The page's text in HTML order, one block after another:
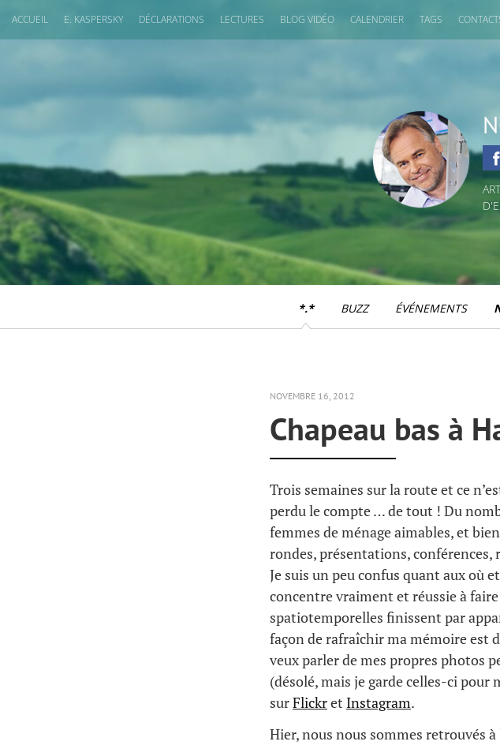
ACCUEIL E. KASPERSKY DÉCLARATIONS LECTURES BLOG VIDÉO CALENDRIER TAGS
*.* BUZZ ÉVÉNEMENTS
NOVEMBRE 16, 2012
Chapeau bas à
Trois semaines sur la route et ce
perdu le compte … de tout ! Du
femmes de ménage aimables, et
rondes, présentations,
Je suis un peu confus quant aux où
concentre vraiment et réussie à
spatiotemporelles finissent par
façon de rafraîchir ma mémoire est
veux parler de mes propres photos
(désolé, mais je garde celles-ci pour
surFlickret Instagram.
Hier, nous nous sommes retrouvés